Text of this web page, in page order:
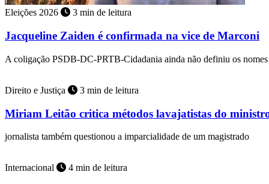
Eleições 2026 3 min de leitura
Jacqueline Zaiden é confirmada na vice de Marconi
A coligação PSDB-DC-PRTB-Cidadania ainda não definiu os nomes
Direito e Justiça 3 min de leitura
Miriam Leitão critica métodos lavajatistas do
jornalista também questionou a imparcialidade de um magistrado
Internacional 4 min de leitura